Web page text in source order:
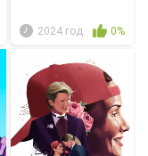
2024 год 0%